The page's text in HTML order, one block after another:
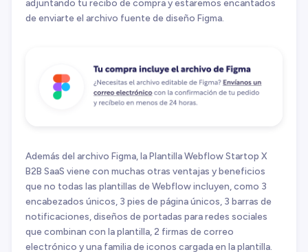
adjuntando tu recibo de compra y estaremos encantados
de enviarte el archivo fuente de diseño Figma.
Además del archivo Figma, la Plantilla Webflow Startop X
B2B SaaS viene con muchas otras ventajas y beneficios
que no todas las plantillas de Webflow incluyen, como 3
encabezados únicos, 3 pies de página únicos, 3 barras de
notificaciones, diseños de portadas para redes sociales
que combinan con la plantilla, 2 firmas de correo
electrónico y una familia de iconos cargada en la plantilla.